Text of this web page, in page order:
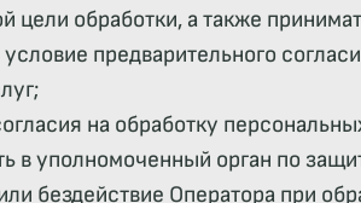
цели обработки, а также
условие предварительного
на обработку
в уполномоченный орган по
бездействие Оператора при